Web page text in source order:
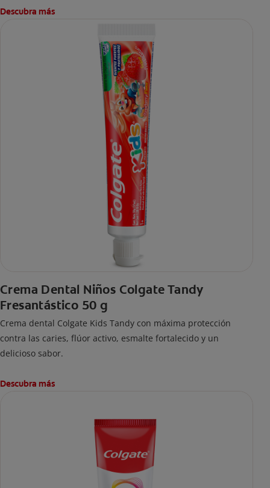
Descubra más
Crema Dental Niños Colgate Tandy
Fresantástico 50 g
Crema dental Colgate Kids Tandy con máxima protección
contra las caries, flúor activo, esmalte fortalecido y un
delicioso sabor.
Descubra más